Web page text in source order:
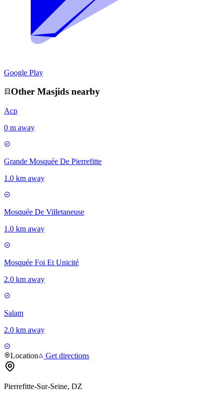
Google Play
Other Masjids nearby
Acp
0 m away
Grande Mosquée De Pierrefitte
1.0 km away
Mosquée De Villetaneuse
1.0 km away
Mosquée Foi Et Unicité
2.0 km away
Salam
2.0 km away
Location Get directions
Pierrefitte-Sur-Seine, DZ